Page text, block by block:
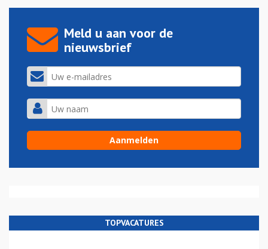
Meld u aan voor de
nieuwsbrief
TOPVACATURES